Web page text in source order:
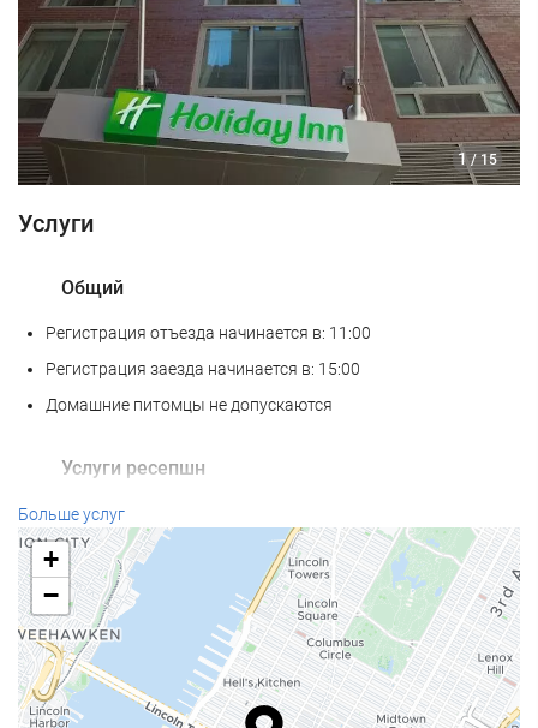
1 / 15
Услуги
Общий
Регистрация отъезда начинается в: 11:00
Регистрация заезда начинается в: 15:00
Домашние питомцы не допускаются
Услуги ресепшн
Круглосуточная стойка регистрации
Камера хранения багажа
Интернет
Бесплатный Wi-Fi
Уборка номера
Больше услуг
+
−